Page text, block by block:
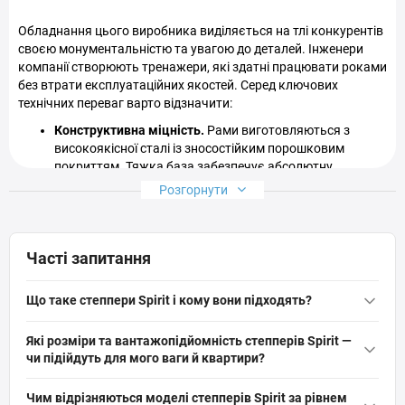
Обладнання цього виробника виділяється на тлі конкурентів
своєю монументальністю та увагою до деталей. Інженери
компанії створюють тренажери, які здатні працювати роками
без втрати експлуатаційних якостей. Серед ключових
технічних переваг варто відзначити:
Конструктивна міцність. Рами виготовляються з
високоякісної сталі із зносостійким порошковим
покриттям. Тяжка база забезпечує абсолютну
стійкість тренажера навіть при найінтенсивніших
інтервальних тренуваннях, виключаючи будь-які
Просунута біомеханіка.Система приводу та педальний
вузол спроектовані так, щоб підтримувати анатомічно
оптимальна глибина кроку дозволяють ефективно
опрацьовувати сідничні м'язи та квадрицепси,
Система блокування педалей.Багато моделей
(особливо сходового типу) оснащені функцією
важливий елемент безпеки, який запобігає
Розгорнути
Часті запитання
Що таке степпери Spirit і кому вони підходять?
м’язів ніг та сідниць, придатні для домашніх занять і
оздоровчого навантаження. Рекомендуються початківцям і
середньому рівню: підвищують витривалість, коригують фігуру,
Які розміри та вантажопідйомність степперів Spirit —
чи підійдуть для мого ваги й квартири?
Чим відрізняються моделі степперів Spirit за рівнем